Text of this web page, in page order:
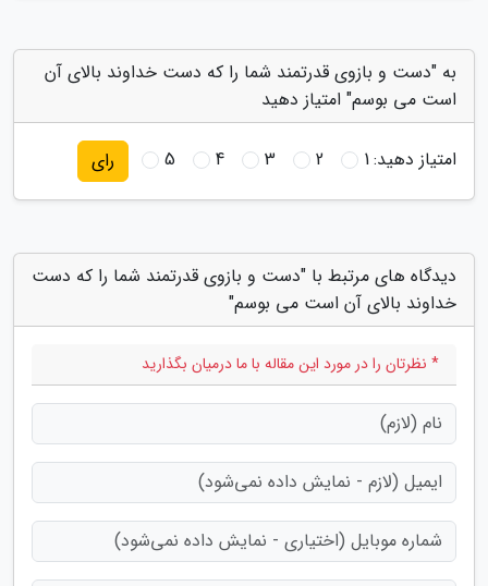
به "دست و بازوی قدرتمند شما را که دست خداوند بالای آن
است می بوسم" امتیاز دهید
امتیاز دهید:1
2
3
4
5 رای
دیدگاه های مرتبط با "دست و بازوی قدرتمند شما را که دست
خداوند بالای آن است می بوسم"
* نظرتان را در مورد این مقاله با ما درمیان بگذارید